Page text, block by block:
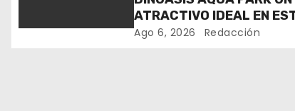
ATRACTIVO IDEAL EN
VERANO
Ago 6, 2026 Redacción